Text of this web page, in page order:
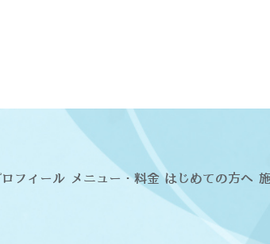
ロフィール メニュー・料金 はじめての方へ